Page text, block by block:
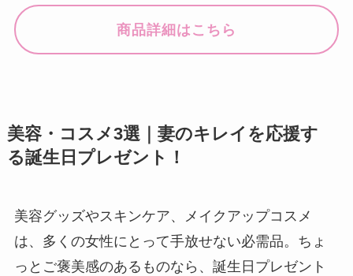
商品詳細はこちら
美容・コスメ3選｜妻のキレイを応援す
る誕生日プレゼント！
美容グッズやスキンケア、メイクアップコスメ
は、多くの女性にとって手放せない必需品。ちょ
っとご褒美感のあるものなら、誕生日プレゼント